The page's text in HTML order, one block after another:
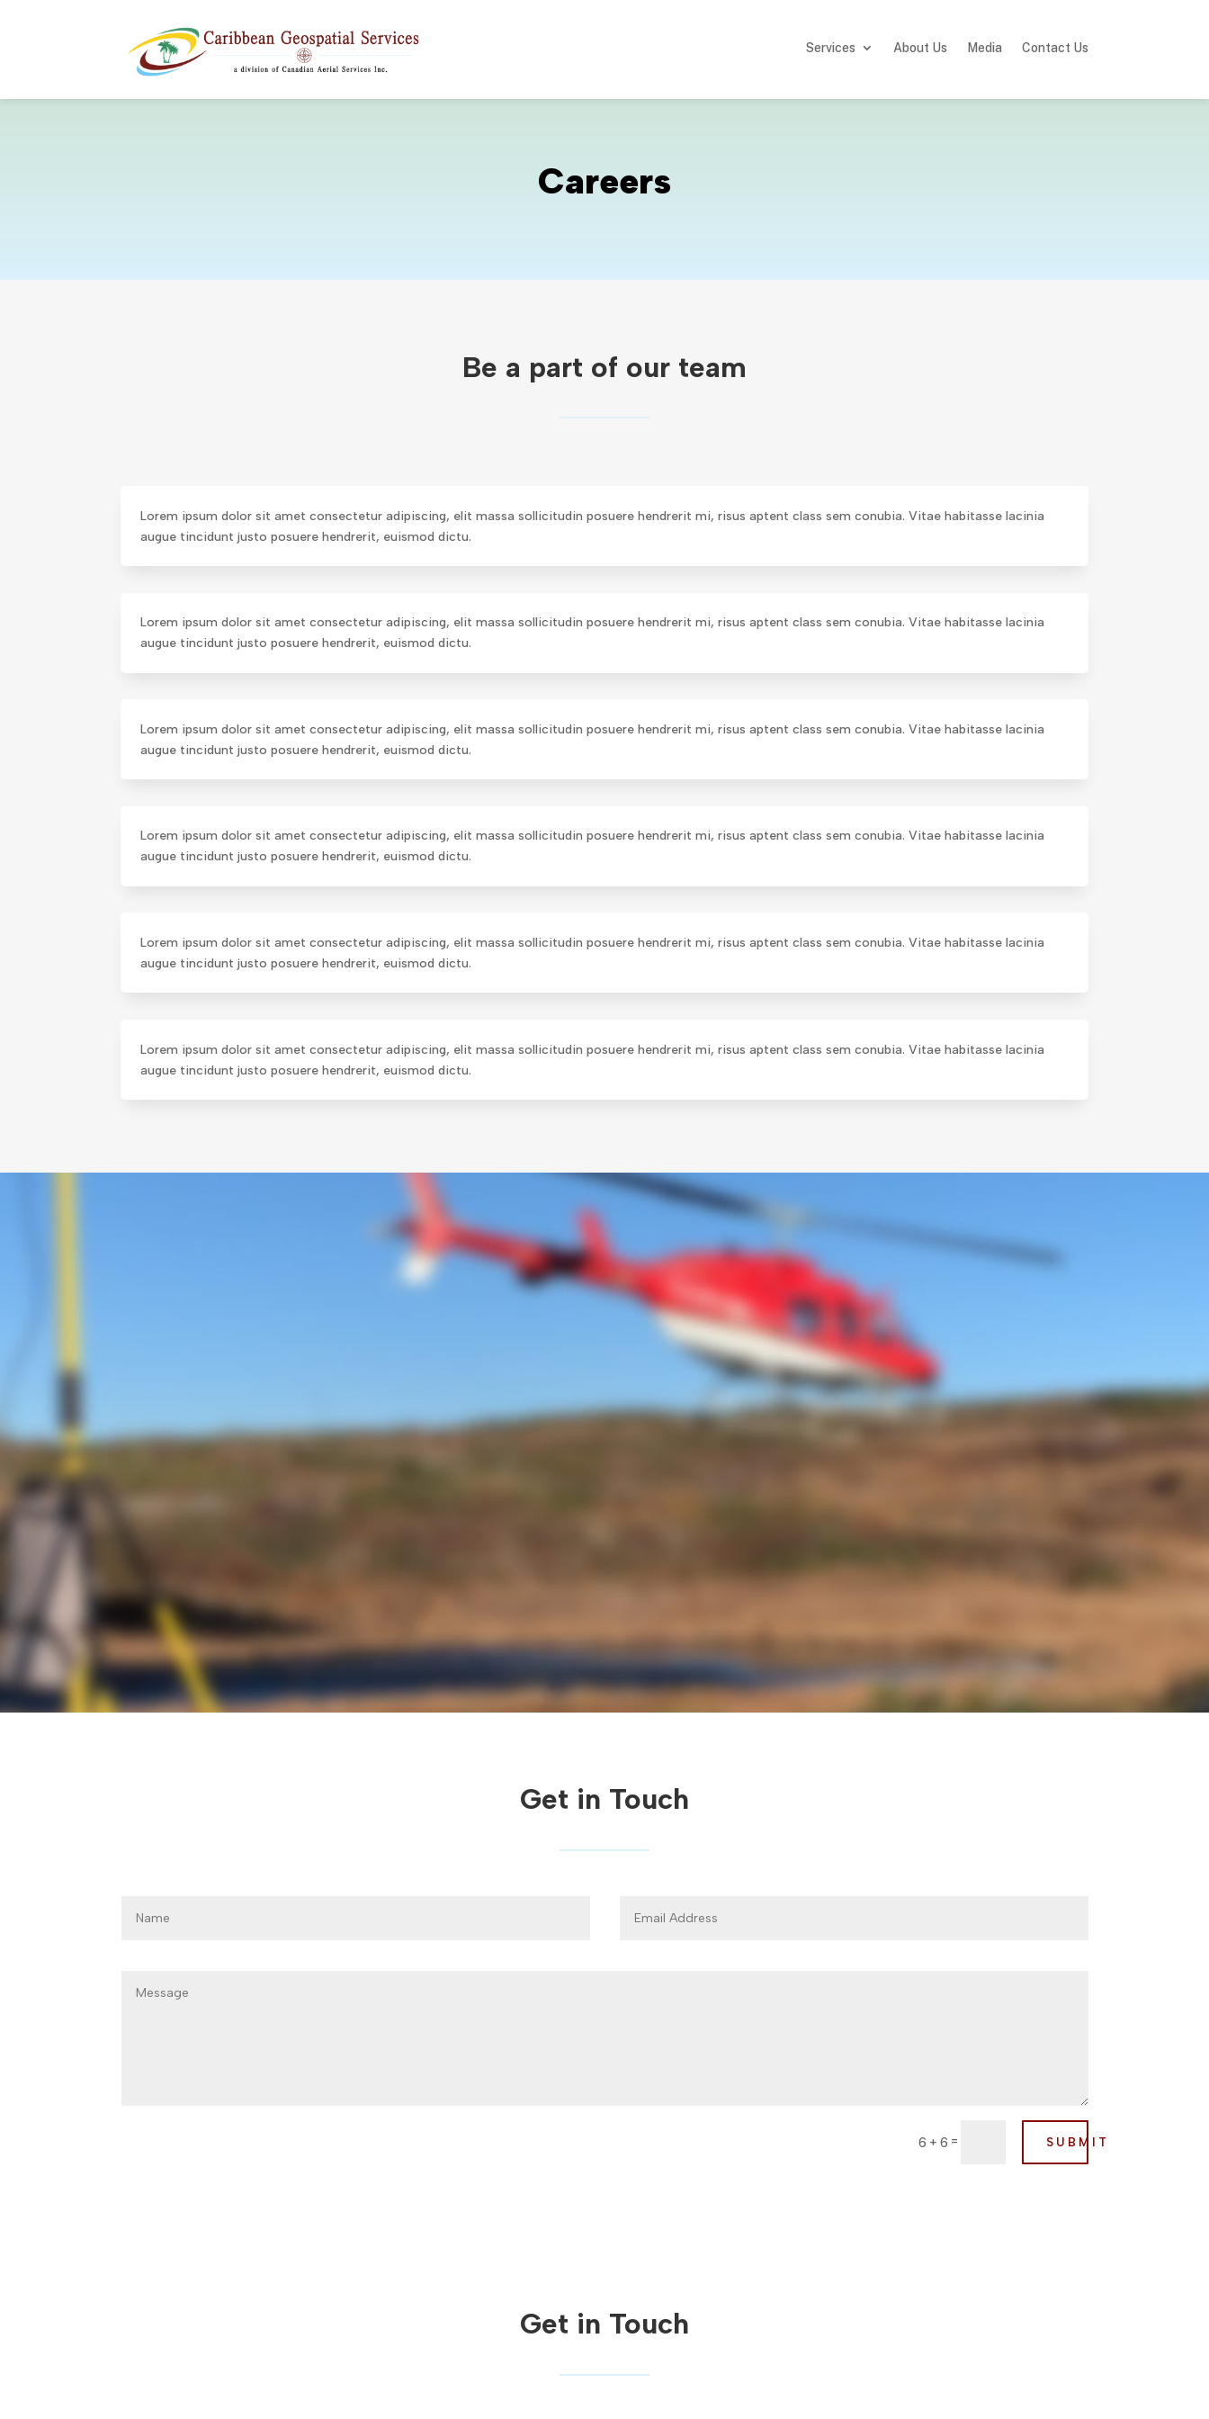
Services About Us Media Contact Us
Careers
Be a part of our team
Lorem ipsum dolor sit amet consectetur adipiscing, elit massa sollicitudin posuere hendrerit mi, risus aptent class sem conubia. Vitae habitasse lacinia
augue tincidunt justo posuere hendrerit, euismod dictu.
Lorem ipsum dolor sit amet consectetur adipiscing, elit massa sollicitudin posuere hendrerit mi, risus aptent class sem conubia. Vitae habitasse lacinia
augue tincidunt justo posuere hendrerit, euismod dictu.
Lorem ipsum dolor sit amet consectetur adipiscing, elit massa sollicitudin posuere hendrerit mi, risus aptent class sem conubia. Vitae habitasse lacinia
augue tincidunt justo posuere hendrerit, euismod dictu.
Lorem ipsum dolor sit amet consectetur adipiscing, elit massa sollicitudin posuere hendrerit mi, risus aptent class sem conubia. Vitae habitasse lacinia
augue tincidunt justo posuere hendrerit, euismod dictu.
Lorem ipsum dolor sit amet consectetur adipiscing, elit massa sollicitudin posuere hendrerit mi, risus aptent class sem conubia. Vitae habitasse lacinia
augue tincidunt justo posuere hendrerit, euismod dictu.
Lorem ipsum dolor sit amet consectetur adipiscing, elit massa sollicitudin posuere hendrerit mi, risus aptent class sem conubia. Vitae habitasse lacinia
augue tincidunt justo posuere hendrerit, euismod dictu.
Get in Touch
6 + 6 = SUBMIT
Get in Touch